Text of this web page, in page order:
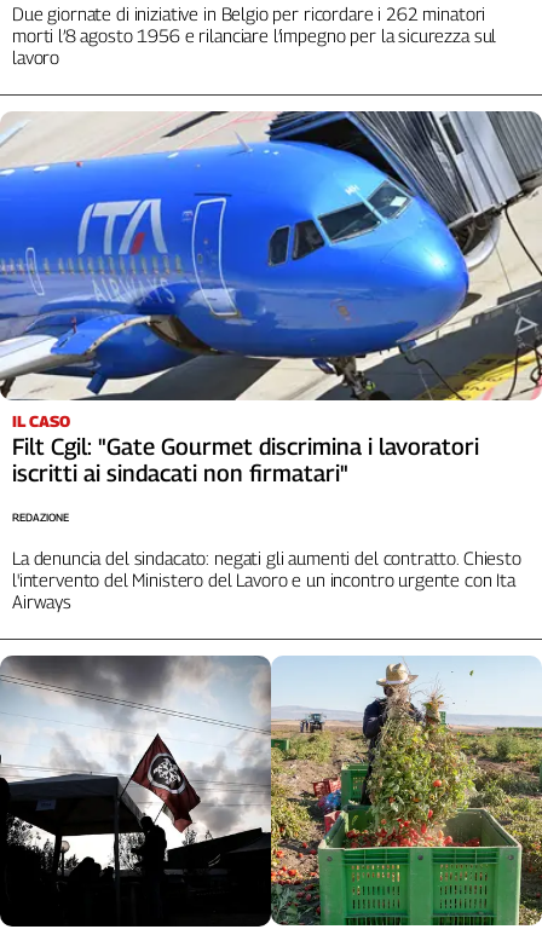
Due giornate di iniziative in Belgio per ricordare i 262 minatori
morti l’8 agosto 1956 e rilanciare l’impegno per la sicurezza sul
lavoro
IL CASO
Filt Cgil: "Gate Gourmet discrimina i lavoratori
iscritti ai sindacati non firmatari"
La denuncia del sindacato: negati gli aumenti del contratto. Chiesto
l'intervento del Ministero del Lavoro e un incontro urgente con Ita
Airways
REDAZIONE